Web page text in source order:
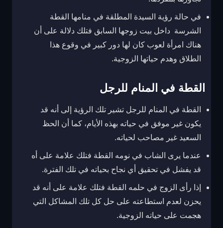
في حالة رؤية السيدة المطلقة في منامها القطة
الشرسة داخل بيت زوجها السابق فتلك دلالة على أن
هناك امرأة لعوب كان لها دور كبير في وقوع هذا
الطلاق وهدم حياتها الزوجية.
القطة في المنام للرجل
القطة في المنام للرجل تشير تلك الرؤية إلى أنه قد
يكون غير موفق في حياته بهذه الأيام، كما أن الحظ
السعيد غير مصاحب لحياته.
عندما يرى الشاب في نومه القطة فتلك علامة على أه
قد يفشل في تحقيق أي نجاح بحياته في تلك الفترة.
إذا رأى الزوج في حلمه القطة فتلك علامة على أنه قد
يحزن لعدم استطاعته على حل كل تلك المشاكل التي
هجمت على حياته الزوجية.